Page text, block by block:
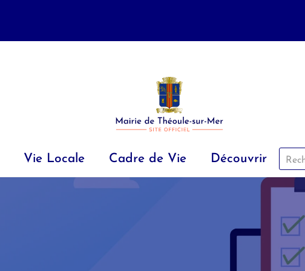
Vie Locale Cadre de Vie Découvrir